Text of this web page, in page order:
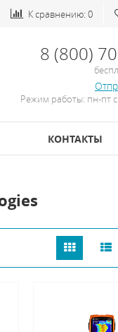
К сравнению: 0
8 (800)
Режим работы: пн-пт
КОНТАКТЫ